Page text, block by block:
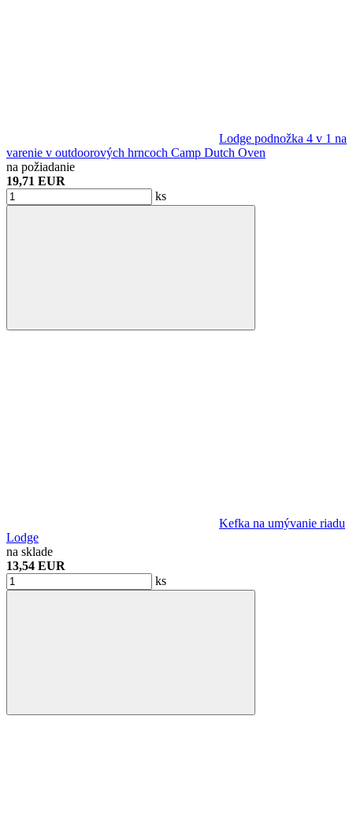
Lodge podnožka 4 v 1 na
varenie v outdoorových hrncoch Camp Dutch Oven
na požiadanie
19,71 EUR
ks
Kefka na umývanie riadu
Lodge
na sklade
13,54 EUR
ks